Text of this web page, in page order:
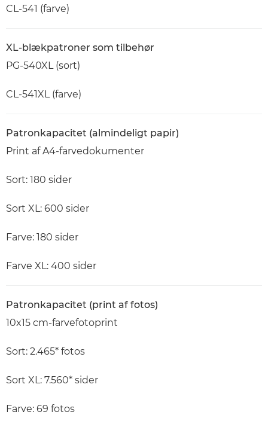
CL-541 (farve)
XL-blækpatroner som tilbehør
PG-540XL (sort)
CL-541XL (farve)
Patronkapacitet (almindeligt papir)
Print af A4-farvedokumenter
Sort: 180 sider
Sort XL: 600 sider
Farve: 180 sider
Farve XL: 400 sider
Patronkapacitet (print af fotos)
10x15 cm-farvefotoprint
Sort: 2.465* fotos
Sort XL: 7.560* sider
Farve: 69 fotos